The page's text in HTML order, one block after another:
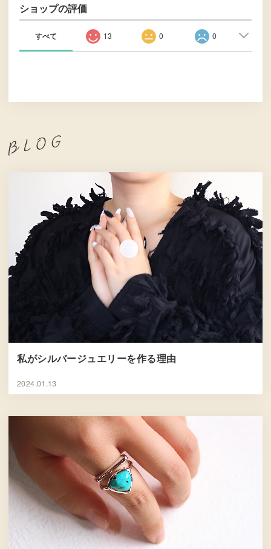
ショップの評価
すべて 13 0 0
私がシルバージュエリーを作る理由
2024.01.13